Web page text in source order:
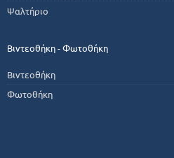
Ψαλτήριο
Βιντεοθήκη - Φωτοθήκη
Βιντεοθήκη
Φωτοθήκη